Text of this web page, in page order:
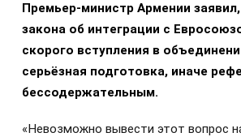
Премьер-министр Армении
закона об интеграции с
скорого вступления в
серьёзная подготовка, иначе
бессодержательным.
«Невозможно вывести этот вопрос